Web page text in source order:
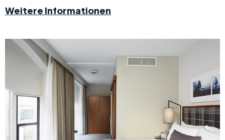
Weitere Informationen